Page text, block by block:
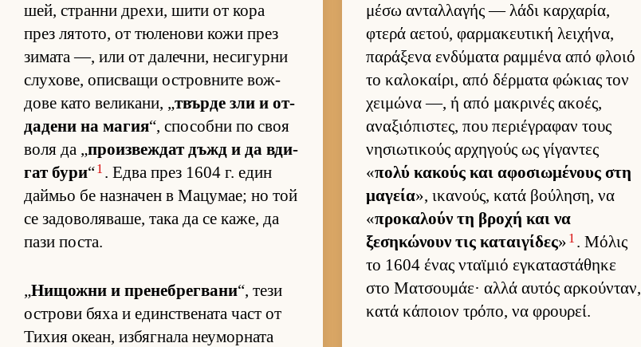
шей, странни дре­хи, шити от кора
през ля­то­то, от тю­ле­нови кожи през
зи­мата —, или от да­леч­ни, не­си­гурни
слу­хо­ве, опис­ващи ос­т­ров­ните вож­
дове като ве­ли­ка­ни, „твърде зли и от­
да­дени на ма­гия“, спо­собни по своя
воля да „про­из­веж­дат дъжд и да вди­
гат бури“1 . Едва през 1604 г. един
дай­мьо бе наз­на­чен в Ма­цу­мае; но той
се за­до­во­ля­ва­ше, така да се ка­же, да
пази пос­та.
„Ни­щожни и пре­неб­рег­вани“, тези
ос­т­рови бяха и един­с­т­ве­ната част от
Ти­хия оке­ан, из­бяг­нала не­у­мор­ната
μέσω ανταλ­λαγής — λάδι καρ­χαρία,
φτερά αετού, φαρ­μακευ­τική λει­χήνα,
παράξενα εν­δύματα ραμ­μένα από φλοιό
το καλοκαί­ρι, από δέρ­ματα φώκιας τον
χει­μώνα —, ή από μακρινές ακοές,
αναξιόπιστες, που περιέγραφαν τους
νησιω­τικούς αρ­χηγούς ως γίγαντες
«πολύ κακούς και αφοσιω­μένους στη
μαγεία», ικανούς, κατά βού­ληση, να
«προκαλούν τη βροχή και να
ξεσηκώνουν τις καται­γίδες» 1 . Μόλις
το 1604 ένας νταϊμιό εγκαταστάθηκε
στο Ματσου­μάε· αλλά αυ­τός αρ­κού­νταν,
κατά κάποιον τρόπο, να φρου­ρεί.